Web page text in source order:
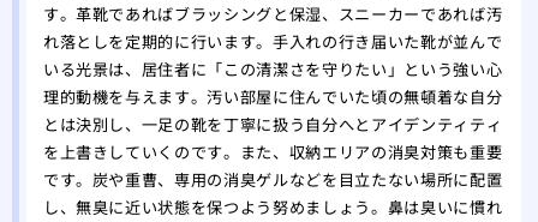
す。革靴であればブラッシングと保湿、スニーカーであれば汚
れ落としを定期的に行います。手入れの行き届いた靴が並んで
いる光景は、居住者に「この清潔さを守りたい」という強い心
理的動機を与えます。汚い部屋に住んでいた頃の無頓着な自分
とは決別し、一足の靴を丁寧に扱う自分へとアイデンティティ
を上書きしていくのです。また、収納エリアの消臭対策も重要
です。炭や重曹、専用の消臭ゲルなどを目立たない場所に配置
し、無臭に近い状態を保つよう努めましょう。鼻は臭いに慣れ